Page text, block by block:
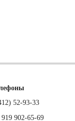
52-93-33
919 902-65-69